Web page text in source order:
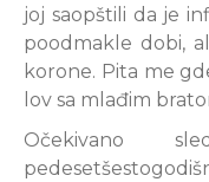
joj saopštili da je
poodmakle dobi,
korone. Pita me
lov sa mlađim
Očekivano